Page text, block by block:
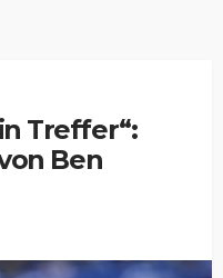
Treffer“:
Ben